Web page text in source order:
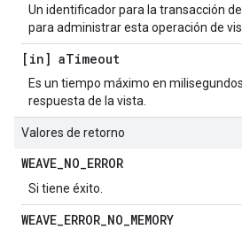
Un identificador para la transacción
para administrar esta operación de
[in] aTimeout
Es un tiempo máximo en
respuesta de la vista.
Valores de retorno
WEAVE_NO_ERROR
Si tiene éxito.
WEAVE_ERROR_NO_MEMORY